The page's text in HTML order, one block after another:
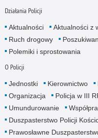
Działania Policji
Aktualności Aktualności z
Ruch drogowy
Polemiki i sprostowania
O Policji
Jednostki Kierownictwo
Organizacja
Policja w III
Umundurowanie
Duszpasterstwo Policji
Prawosławne